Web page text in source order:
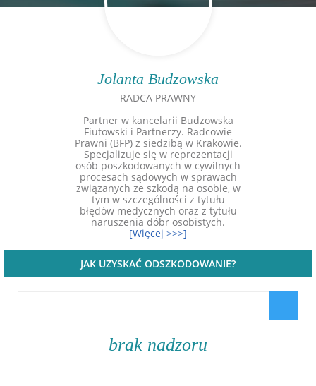
Jolanta Budzowska
RADCA PRAWNY
Partner w kancelarii Budzowska
Fiutowski i Partnerzy. Radcowie
Prawni (BFP) z siedzibą w Krakowie.
Specjalizuje się w reprezentacji
osób poszkodowanych w cywilnych
procesach sądowych w sprawach
związanych ze szkodą na osobie, w
tym w szczególności z tytułu
błędów medycznych oraz z tytułu
naruszenia dóbr osobistych.
[Więcej >>>]
JAK UZYSKAĆ ODSZKODOWANIE?
brak nadzoru